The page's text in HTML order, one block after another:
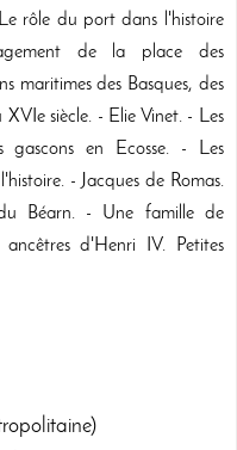
rôle du port dans l'histoire
de la place des
maritimes des Basques, des
XVIe siècle. - Elie Vinet. - Les
gascons en Ecosse. - Les
- Jacques de Romas.
Béarn. - Une famille de
d'Henri IV. Petites